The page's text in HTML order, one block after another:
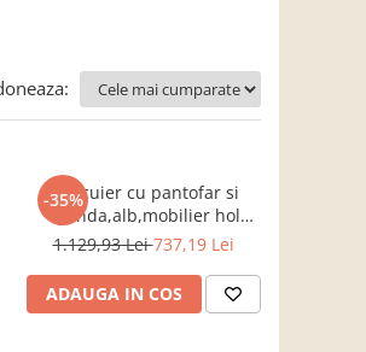
-35%
Hol/cuier cu pantofar si
oglinda,alb,mobilier hol
,modern,92 cm lungime,Bortis
1.129,93 Lei737,19 Lei
ADAUGA IN COS